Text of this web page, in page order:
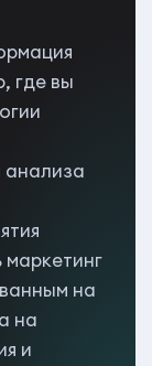
где вы
анализа
на
на
и